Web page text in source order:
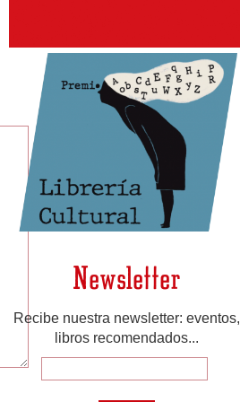
Newsletter
Recibe nuestra newsletter: eventos,
libros recomendados...